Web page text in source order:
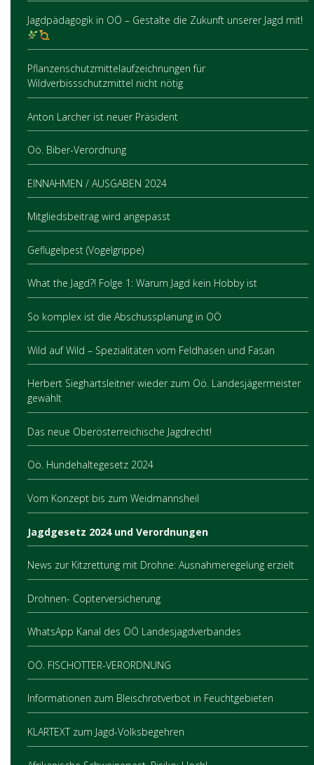
Jagdpädagogik in OÖ – Gestalte die Zukunft unserer Jagd mit!
Pflanzenschutzmittelaufzeichnungen für
Wildverbissschutzmittel nicht nötig
Anton Larcher ist neuer Präsident
Oö. Biber-Verordnung
EINNAHMEN / AUSGABEN 2024
Mitgliedsbeitrag wird angepasst
Geflügelpest (Vogelgrippe)
What the Jagd?! Folge 1: Warum Jagd kein Hobby ist
So komplex ist die Abschussplanung in OÖ
Wild auf Wild – Spezialitäten vom Feldhasen und Fasan
Herbert Sieghartsleitner wieder zum Oö. Landesjägermeister
gewählt
Das neue Oberösterreichische Jagdrecht!
Oö. Hundehaltegesetz 2024
Vom Konzept bis zum Weidmannsheil
Jagdgesetz 2024 und Verordnungen
News zur Kitzrettung mit Drohne: Ausnahmeregelung erzielt
Drohnen- Copterversicherung
WhatsApp Kanal des OÖ Landesjagdverbandes
OÖ. FISCHOTTER-VERORDNUNG
Informationen zum Bleischrotverbot in Feuchtgebieten
KLARTEXT zum Jagd-Volksbegehren